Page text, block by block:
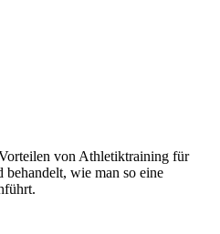
von Athletiktraining für
wie man so eine